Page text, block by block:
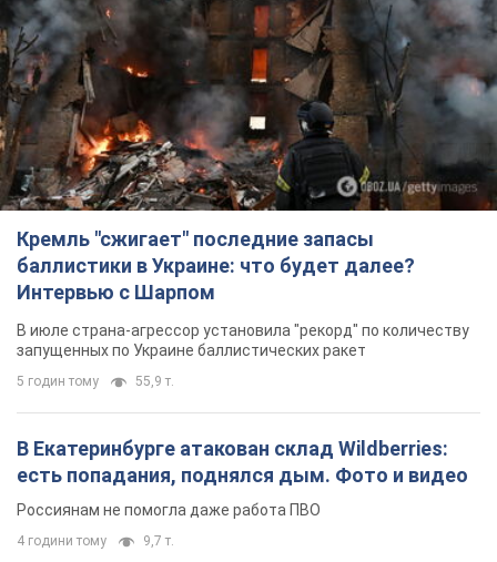
Кремль "сжигает" последние запасы
баллистики в Украине: что будет далее?
Интервью с Шарпом
В июле страна-агрессор установила "рекорд" по количеству
запущенных по Украине баллистических ракет
5 годин тому 55,9 т.
В Екатеринбурге атакован склад Wildberries:
есть попадания, поднялся дым. Фото и видео
Россиянам не помогла даже работа ПВО
4 години тому 9,7 т.